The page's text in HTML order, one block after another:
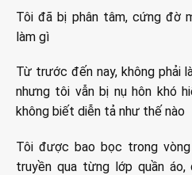
Tôi đã bị phân tâm, cứng đờ
làm gì
Từ trước đến nay, không phải
nhưng tôi vẫn bị nụ hôn khó
không biết diễn tả như thế nào
Tôi được bao bọc trong
truyền qua từng lớp quần